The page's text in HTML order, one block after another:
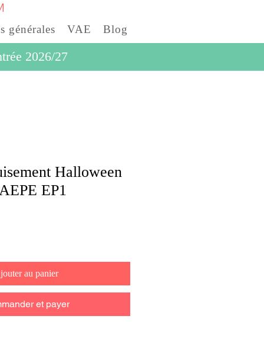
générales VAE Blog
2026/27
Halloween
EP1
au panier
et payer